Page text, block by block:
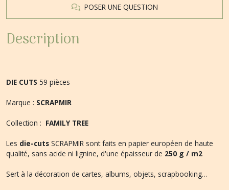
POSER UNE QUESTION
Description
DIE CUTS 59 pièces
Marque : SCRAPMIR
Collection : FAMILY TREE
Les die-cuts SCRAPMIR sont faits en papier européen de haute
qualité, sans acide ni lignine, d'une épaisseur de 250 g / m2
Sert à la décoration de cartes, albums, objets, scrapbooking…